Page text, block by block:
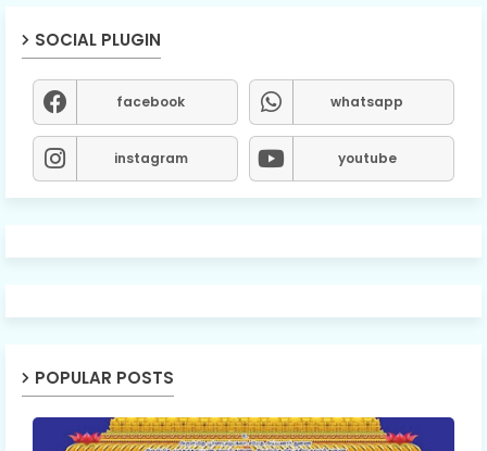
SOCIAL PLUGIN
facebook whatsapp
instagram youtube
POPULAR POSTS